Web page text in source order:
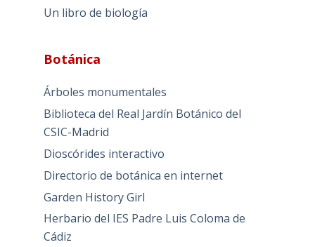
Un libro de biología
Botánica
Árboles monumentales
Biblioteca del Real Jardín Botánico del
CSIC-Madrid
Dioscórides interactivo
Directorio de botánica en internet
Garden History Girl
Herbario del IES Padre Luis Coloma de
Cádiz